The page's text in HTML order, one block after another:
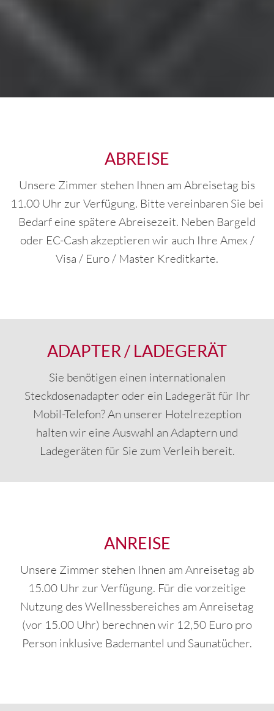
ABREISE
Unsere Zimmer stehen Ihnen am Abreisetag bis
11.00 Uhr zur Verfügung. Bitte vereinbaren Sie bei
Bedarf eine spätere Abreisezeit. Neben Bargeld
oder EC-Cash akzeptieren wir auch Ihre Amex /
Visa / Euro / Master Kreditkarte.
ADAPTER / LADEGERÄT
Sie benötigen einen internationalen
Steckdosenadapter oder ein Ladegerät für Ihr
Mobil-Telefon? An unserer Hotelrezeption
halten wir eine Auswahl an Adaptern und
Ladegeräten für Sie zum Verleih bereit.
ANREISE
Unsere Zimmer stehen Ihnen am Anreisetag ab
15.00 Uhr zur Verfügung. Für die vorzeitige
Nutzung des Wellnessbereiches am Anreisetag
(vor 15.00 Uhr) berechnen wir 12,50 Euro pro
Person inklusive Bademantel und Saunatücher.